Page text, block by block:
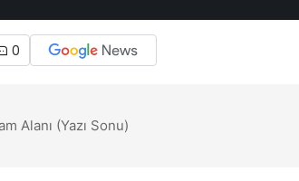
0
Alanı (Yazı Sonu)